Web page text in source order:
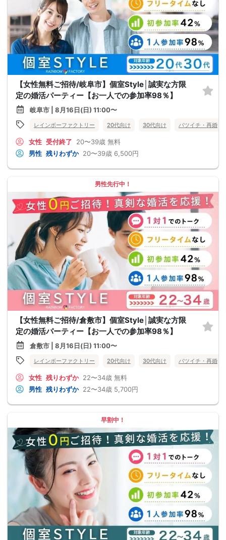
【女性無料ご招待/岐阜市】個室Style│誠実な方限
定の婚活パーティー【お一人での参加率98％】
岐阜市 | 8月16日(日) 11:00〜
レインボーファクトリー 20代向け 30代向け バツイチ・再婚
女性 受付終了 20〜39歳 無料
男性 残りわずか 20〜39歳 6,500円
男性先行中！
【女性無料ご招待/倉敷市】個室Style│誠実な方限
定の婚活パーティー【お一人での参加率98％】
倉敷市 | 8月16日(日) 11:00〜
レインボーファクトリー 20代向け 30代向け バツイチ・再婚
女性 残りわずか 22〜34歳 無料
男性 残りわずか 22〜34歳 5,700円
早割中！